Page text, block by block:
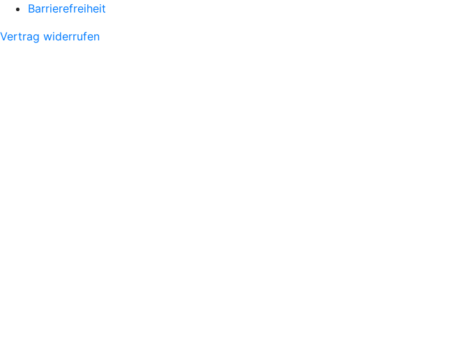
Barrierefreiheit
Vertrag widerrufen